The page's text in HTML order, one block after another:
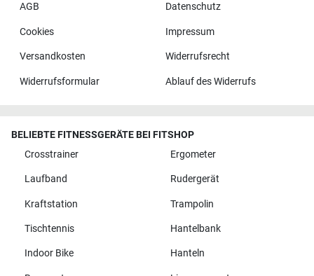
AGB
Datenschutz
Cookies Impressum
Versandkosten Widerrufsrecht
Widerrufsformular Ablauf des Widerrufs
BELIEBTE FITNESSGERÄTE BEI FITSHOP
Crosstrainer
Ergometer
Laufband Rudergerät
Kraftstation Trampolin
Tischtennis Hantelbank
Indoor Bike Hanteln